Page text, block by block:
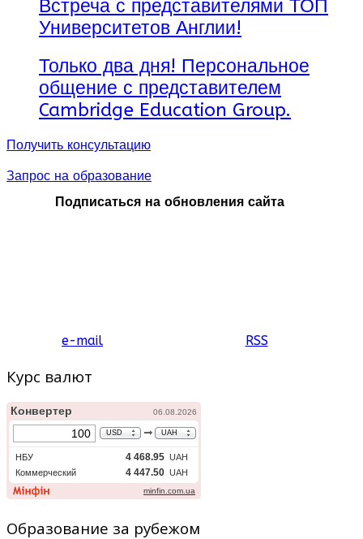
Встреча с представителями ТОП
Университетов Англии!
Только два дня! Персональное
общение с представителем
Cambridge Education Group.
Получить консультацию
Запрос на образование
Подписаться на обновления сайта
e-mail RSS
Курс валют
Образование за рубежом